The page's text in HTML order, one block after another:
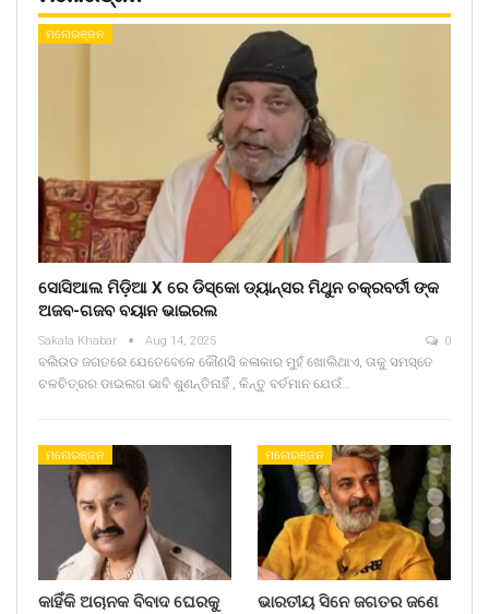
ମନୋରଞ୍ଜନ
ସୋସିଆଲ ମିଡ଼ିଆ X ରେ ଡିସ୍କୋ ଡ୍ୟାନ୍ସର ମିଥୁନ ଚକ୍ରବର୍ତୀ ଙ୍କ
ଅଜବ-ଗଜବ ବୟାନ ଭାଇରଲ
Sakala Khabar Aug 14, 2025 0
ବଲିଉଡ ଜଗତରେ ଯେତେବେଳେ କୌଣସି କଳାକାର ମୁହଁ ଖୋଲିଥାଏ, ତାକୁ ସମସ୍ତେ
ଚଳଚିତ୍ରର ଡାଇଲଗ ଭାବି ଶୁଣନ୍ତିନାହିଁ , କିନ୍ତୁ ବର୍ତମାନ ଯେଉଁ…
ମନୋରଞ୍ଜନ
କାହିଁକି ଅଚାନକ ବିବାଦ ଘେରକୁ
ମନୋରଞ୍ଜନ
ଭାରତୀୟ ସିନେ ଜଗତର ଜଣେ